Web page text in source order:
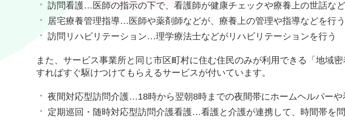
訪問看護…医師の指示の下で、看護師が健康チェックや療養上の世話な
居宅療養管理指導…医師や薬剤師などが、療養上の管理や指導などを行う
訪問リハビリテーション…理学療法士などがリハビリテーションを行う
また、サービス事業所と同じ市区町村に住む住民のみが利用できる「地域
すればすぐ駆けつけてもらえるサービスが付いています。
夜間対応型訪問介護…18時から翌朝8時までの夜間帯にホームヘルパー
定期巡回・随時対応型訪問介護看護…看護と介護が連携して、時間帯を